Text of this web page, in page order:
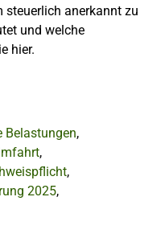
steuerlich anerkannt zu
und welche
hier.
Belastungen,
,
,
2025,